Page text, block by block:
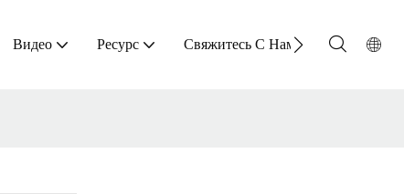
Видео Ресурс Свяжитесь С Нами